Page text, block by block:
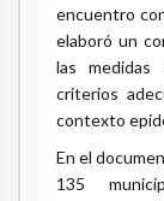
encuentro
elaboró un
las
criterios
contexto
En el
135